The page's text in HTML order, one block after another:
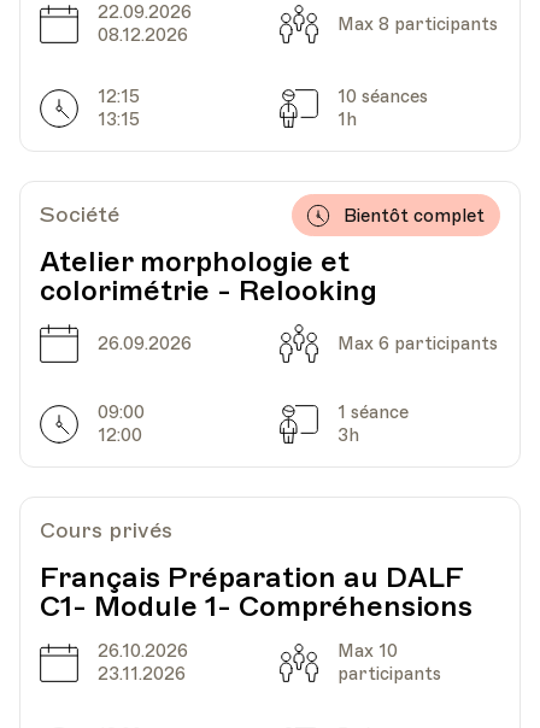
Date
26.11.2020
Lieu
Bâtiment communal - Salle Clément -
Heure
19.45
Bâtiment communal - Salle Clément -
Date
10.12.2020 Heure
19.45
Bâtiment communal - Salle Clément -
Grand Rue 44, Rolle
Date
17.12.2020 Heure
19.45
Bâtiment communal - Salle Clément -
Date
22.09.2026
08.12.2026
Capacité
Max 8 participants
Horarires
12:15
13:15
Séances
10 séances
1h
Société
Atelier morphologie et
colorimétrie - Relooking
Bientôt complet
Date
26.09.2026 Capacité
Max 6 participants
Horarires
09:00
12:00
Séances
1 séance
3h
Cours privés
Français Préparation au DALF
C1- Module 1- Compréhensions
Date
26.10.2026
23.11.2026
Capacité
Max 10
participants